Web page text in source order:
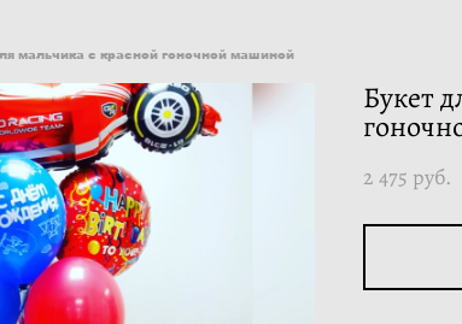
мальчика с красной гоночной машиной
Букет
2 475 pуб.